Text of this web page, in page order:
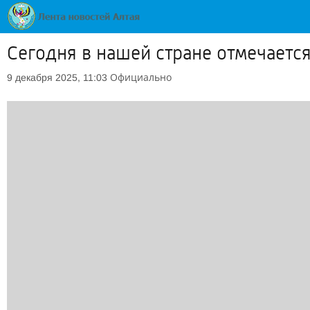
Сегодня в нашей стране
9 декабря 2025, 11:03 Официально